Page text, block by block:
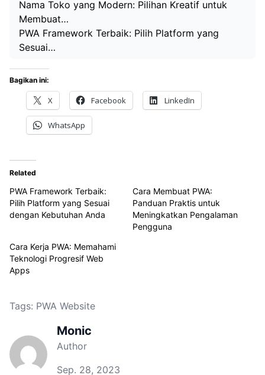
Nama Toko yang Modern: Pilihan Kreatif untuk
Membuat…
PWA Framework Terbaik: Pilih Platform yang
Sesuai…
Bagikan ini:
X Facebook LinkedIn
WhatsApp
Related
PWA Framework Terbaik:
Pilih Platform yang Sesuai
dengan Kebutuhan Anda
Cara Membuat PWA:
Panduan Praktis untuk
Meningkatkan Pengalaman
Pengguna
Cara Kerja PWA: Memahami
Teknologi Progresif Web
Apps
Tags: PWA Website
Monic
Author
Sep. 28, 2023